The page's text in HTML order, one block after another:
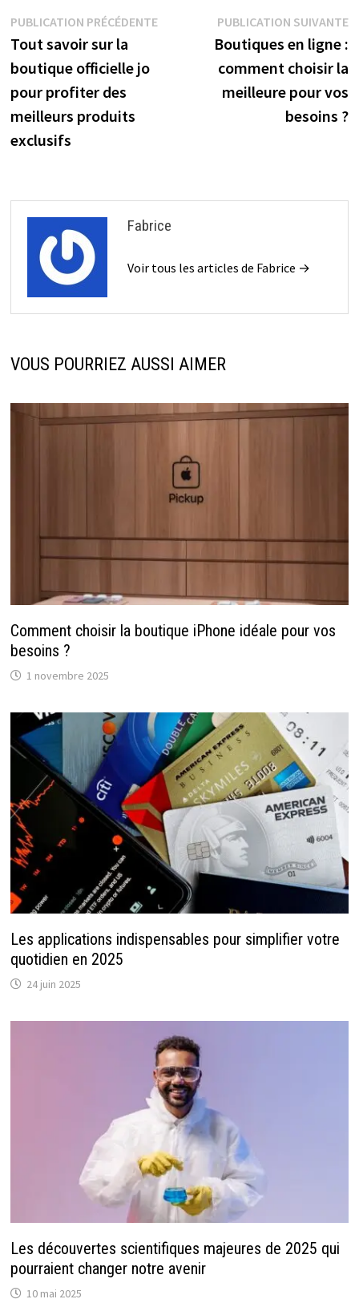
Navigation
de
l’article
PUBLICATION PRÉCÉDENTEPublication
précédente :
Tout savoir sur la
boutique officielle jo
pour profiter des
meilleurs produits
exclusifs
PUBLICATION SUIVANTE
Boutiques en ligne :
comment choisir la
meilleure pour vos
besoins ?
Fabrice
Voir tous les articles de Fabrice →
VOUS POURRIEZ AUSSI AIMER
Comment choisir la boutique iPhone idéale pour vos
besoins ?
1 novembre 2025
Les applications indispensables pour simplifier votre
quotidien en 2025
24 juin 2025
Les découvertes scientifiques majeures de 2025 qui
pourraient changer notre avenir
10 mai 2025